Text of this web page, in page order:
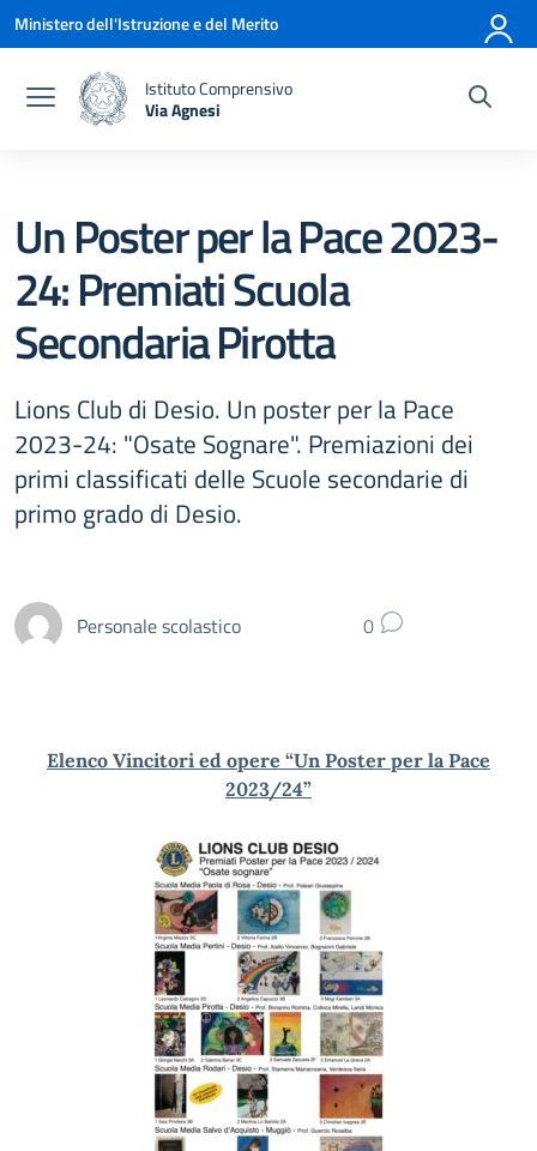
Vai ai contenuti
Vai al menu di navigazione
Vai al footer
Ministero dell'Istruzione e del Merito
Istituto Comprensivo
Via Agnesi
— Visita la pagina iniziale della scuola
Un Poster per la Pace 2023-
24: Premiati Scuola
Secondaria Pirotta
Lions Club di Desio. Un poster per la Pace
2023-24: "Osate Sognare". Premiazioni dei
primi classificati delle Scuole secondarie di
primo grado di Desio.
Personale scolastico 0
Elenco Vincitori ed opere “Un Poster per la Pace
2023/24”